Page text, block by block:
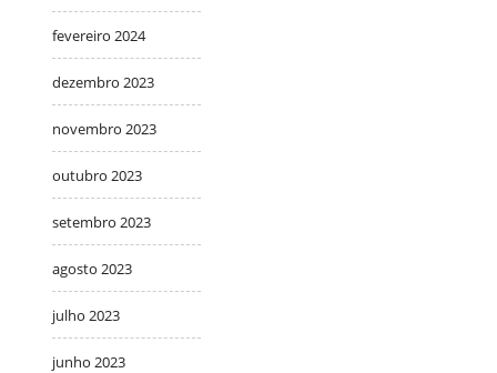
fevereiro 2024
dezembro 2023
novembro 2023
outubro 2023
setembro 2023
agosto 2023
julho 2023
junho 2023